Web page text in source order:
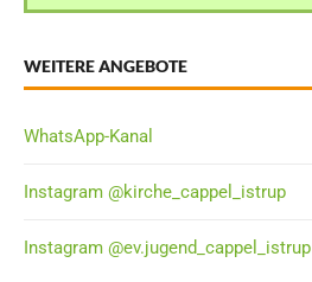
WEITERE ANGEBOTE
WhatsApp-Kanal
Instagram @kirche_cappel_istrup
Instagram @ev.jugend_cappel_istrup